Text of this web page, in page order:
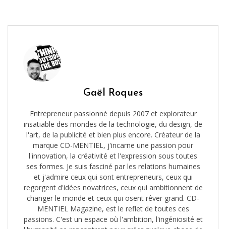
Gaël Roques
Entrepreneur passionné depuis 2007 et explorateur
insatiable des mondes de la technologie, du design, de
l'art, de la publicité et bien plus encore. Créateur de la
marque CD-MENTIEL, j'incarne une passion pour
l'innovation, la créativité et l'expression sous toutes
ses formes. Je suis fasciné par les relations humaines
et j'admire ceux qui sont entrepreneurs, ceux qui
regorgent d'idées novatrices, ceux qui ambitionnent de
changer le monde et ceux qui osent rêver grand. CD-
MENTIEL Magazine, est le reflet de toutes ces
passions. C'est un espace où l'ambition, l'ingéniosité et